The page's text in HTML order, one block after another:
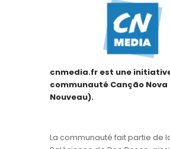
cnmedia.fr est une
communauté Canção Nova
Nouveau).
La communauté fait partie de